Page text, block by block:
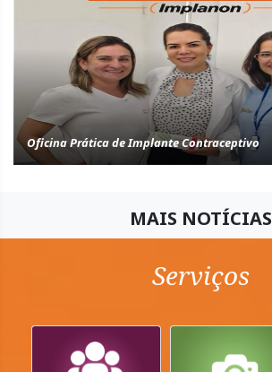
Oficina Prática de Implante Contraceptivo
MAIS NOTÍCIAS
Serviços